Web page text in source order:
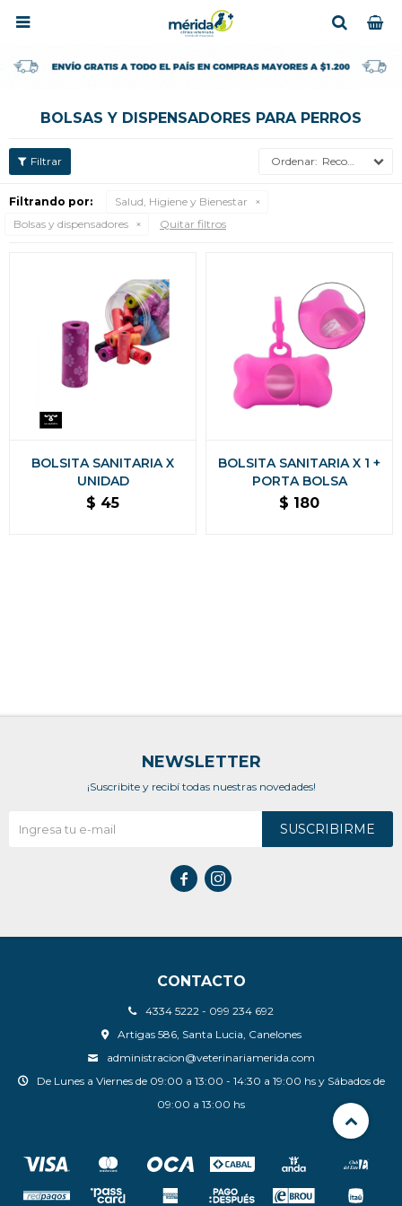

BOLSAS Y DISPENSADORES PARA PERROS
Recomendados
Filtrando por:
Salud, Higiene y Bienestar
Bolsas y dispensadores
Quitar filtros
BOLSITA SANITARIA X
UNIDAD
$ 45
BOLSITA SANITARIA X 1 +
PORTA BOLSA
$ 180
CONTACTO
4334 5222 - 099 234 692
Artigas 586, Santa Lucia, Canelones
administracion@veterinariamerida.com
De Lunes a Viernes de 09:00 a 13:00 - 14:30 a 19:00 hs y Sábados de
09:00 a 13:00 hs
NEWSLETTER
¡Suscribite y recibí todas nuestras novedades!
SUSCRIBIRME
 